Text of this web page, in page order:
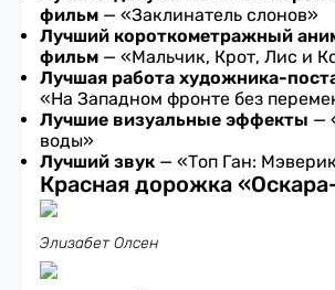
фильм — «Заклинатель слонов»
Лучший короткометражный
фильм — «Мальчик, Крот, Лис и
Лучшая работа художника-
«На Западном фронте без
Лучшие визуальные эффекты —
воды»
Лучший звук — «Топ Ган:
Красная дорожка
Элизабет Олсен